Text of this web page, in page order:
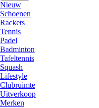
Nieuw
Schoenen
Rackets
Tennis
Padel
Badminton
Tafeltennis
Squash
Lifestyle
Clubruimte
Uitverkoop
Merken